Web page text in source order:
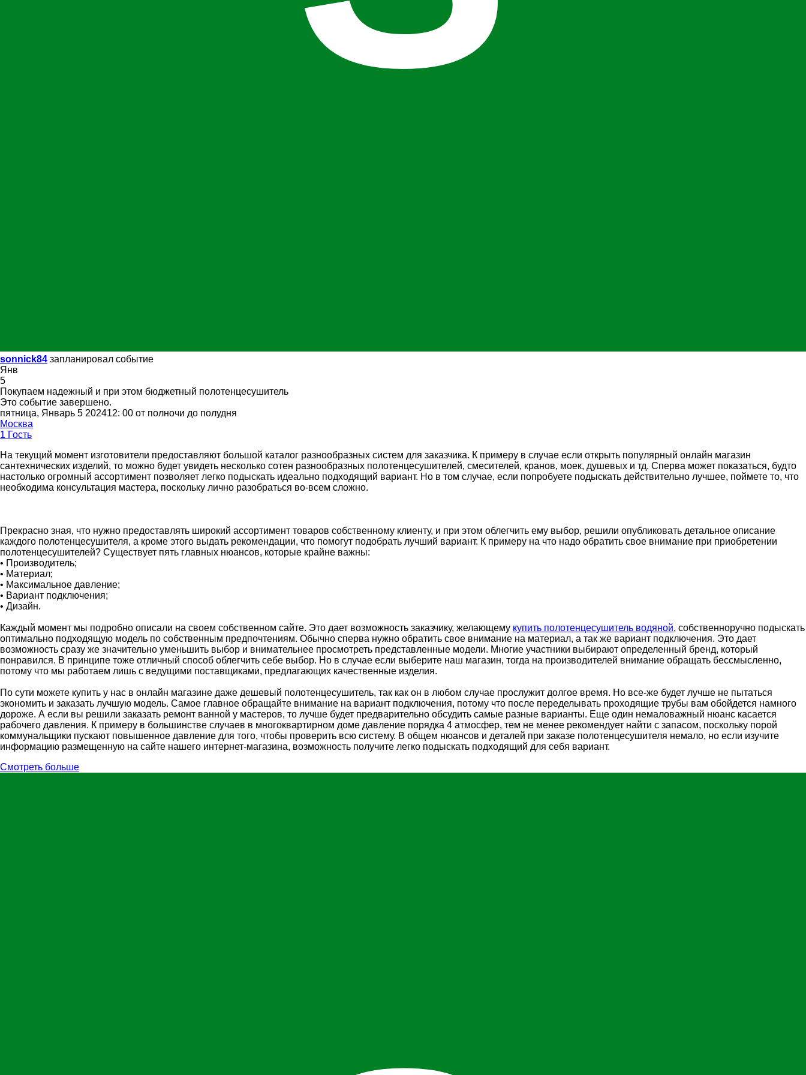
sonnick84 запланировал событие
Янв
5
Покупаем надежный и при этом бюджетный полотенцесушитель
Это событие завершено.
пятница, Январь 5 202412: 00 от полночи до полудня
Москва
1 Гость
На текущий момент изготовители предоставляют большой каталог разнообразных систем для заказчика. К примеру в случае если открыть популярный онлайн магазин
сантехнических изделий, то можно будет увидеть несколько сотен разнообразных полотенцесушителей, смесителей, кранов, моек, душевых и тд. Сперва может показаться, будто
настолько огромный ассортимент позволяет легко подыскать идеально подходящий вариант. Но в том случае, если попробуете подыскать действительно лучшее, поймете то, что
необходима консультация мастера, поскольку лично разобраться во-всем сложно.
Прекрасно зная, что нужно предоставлять широкий ассортимент товаров собственному клиенту, и при этом облегчить ему выбор, решили опубликовать детальное описание
каждого полотенцесушителя, а кроме этого выдать рекомендации, что помогут подобрать лучший вариант. К примеру на что надо обратить свое внимание при приобретении
полотенцесушителей? Существует пять главных нюансов, которые крайне важны:
• Производитель;
• Материал;
• Максимальное давление;
• Вариант подключения;
• Дизайн.
Каждый момент мы подробно описали на своем собственном сайте. Это дает возможность заказчику, желающему купить полотенцесушитель водяной, собственноручно подыскать
оптимально подходящую модель по собственным предпочтениям. Обычно сперва нужно обратить свое внимание на материал, а так же вариант подключения. Это дает
возможность сразу же значительно уменьшить выбор и внимательнее просмотреть представленные модели. Многие участники выбирают определенный бренд, который
понравился. В принципе тоже отличный способ облегчить себе выбор. Но в случае если выберите наш магазин, тогда на производителей внимание обращать бессмысленно,
потому что мы работаем лишь с ведущими поставщиками, предлагающих качественные изделия.
По сути можете купить у нас в онлайн магазине даже дешевый полотенцесушитель, так как он в любом случае прослужит долгое время. Но все-же будет лучше не пытаться
экономить и заказать лучшую модель. Самое главное обращайте внимание на вариант подключения, потому что после переделывать проходящие трубы вам обойдется намного
дороже. А если вы решили заказать ремонт ванной у мастеров, то лучше будет предварительно обсудить самые разные варианты. Еще один немаловажный нюанс касается
рабочего давления. К примеру в большинстве случаев в многоквартирном доме давление порядка 4 атмосфер, тем не менее рекомендует найти с запасом, поскольку порой
коммунальщики пускают повышенное давление для того, чтобы проверить всю систему. В общем нюансов и деталей при заказе полотенцесушителя немало, но если изучите
информацию размещенную на сайте нашего интернет-магазина, возможность получите легко подыскать подходящий для себя вариант.
Смотреть больше